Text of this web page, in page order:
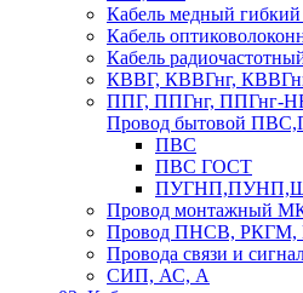
Кабель медный
Кабель
Кабель
КВВГ, КВВГнг,
ППГ, ППГнг, ППГнг-
Провод бытовой
ПВС
ПВС ГОСТ
Провод монтажный
Провод ПНСВ,
Провода связи и
СИП, АС, А